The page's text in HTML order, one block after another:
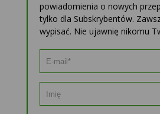
powiadomienia o nowych
tylko dla Subskrybentów.
wypisać. Nie ujawnię nikomu